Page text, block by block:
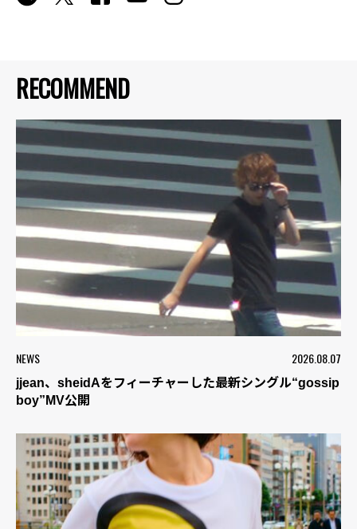
RECOMMEND
NEWS 2026.08.07
jjean、sheidAをフィーチャーした最新シングル“gossip
boy”MV公開